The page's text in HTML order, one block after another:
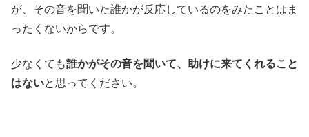
が、その音を聞いた誰かが反応しているのをみたことはま
ったくないからです。
少なくても誰かがその音を聞いて、助けに来てくれること
はないと思ってください。